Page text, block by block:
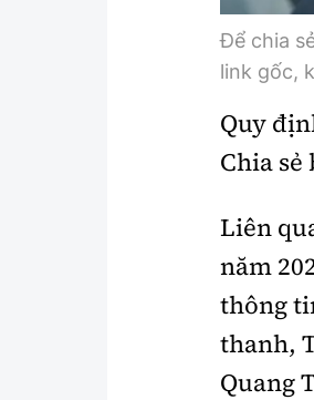
Để chia
link gốc,
Quy
Chia
Liên
năm
thông
thanh,
Quang